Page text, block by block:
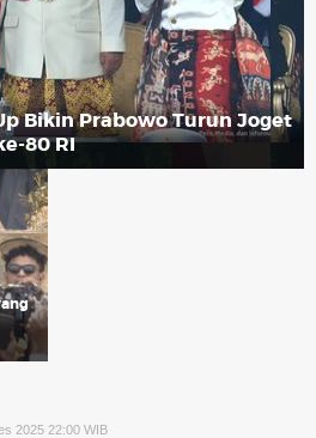
Bikin Prabowo Turun Joget
80 RI
2025 22:00 WIB